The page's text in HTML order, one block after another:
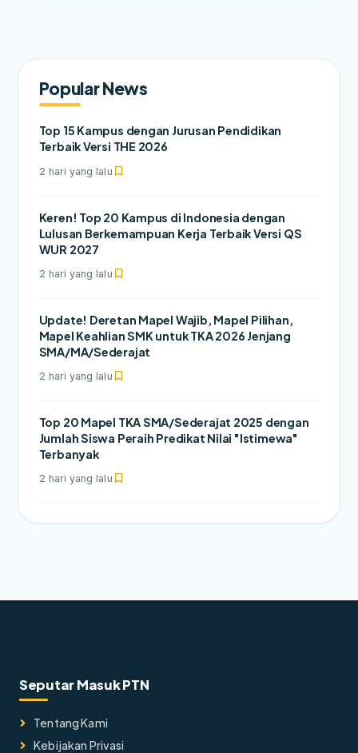
Popular News
Top 15 Kampus dengan Jurusan Pendidikan
Terbaik Versi THE 2026
2 hari yang lalu
Keren! Top 20 Kampus di Indonesia dengan
Lulusan Berkemampuan Kerja Terbaik Versi QS
WUR 2027
2 hari yang lalu
Update! Deretan Mapel Wajib, Mapel Pilihan,
Mapel Keahlian SMK untuk TKA 2026 Jenjang
SMA/MA/Sederajat
2 hari yang lalu
Top 20 Mapel TKA SMA/Sederajat 2025 dengan
Jumlah Siswa Peraih Predikat Nilai "Istimewa"
Terbanyak
2 hari yang lalu
Seputar Masuk PTN
Tentang Kami
Kebijakan Privasi